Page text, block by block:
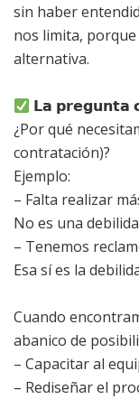
sin haber
nos limita,
alternativa.
𝗟𝗮 𝗽𝗿𝗲𝗴𝘂𝗻𝘁𝗮
¿Por qué
contratación)?
Ejemplo:
– Falta realizar
No es una
– Tenemos
Esa sí es la
Cuando
abanico de
– Capacitar al
– Rediseñar el